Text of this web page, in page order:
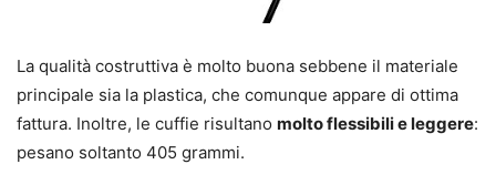
La qualità costruttiva è molto buona sebbene il materiale
principale sia la plastica, che comunque appare di ottima
fattura. Inoltre, le cuffie risultano molto flessibili e leggere:
pesano soltanto 405 grammi.